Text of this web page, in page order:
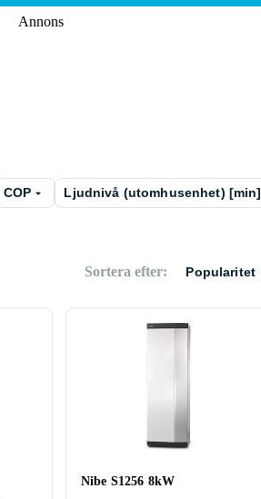
Annons
COP Ljudnivå (utomhusenhet) [min]
Sortera efter: Popularitet
Nibe S1256 8kW